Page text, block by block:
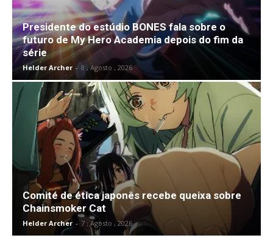
Presidente do estúdio BONES fala sobre o
futuro de My Hero Academia depois do fim da
série
Helder Archer - 8 , Agosto , 2026
Comité de ética japonês recebe queixa sobre
Chainsmoker Cat
Helder Archer - 7 , Agosto , 2026